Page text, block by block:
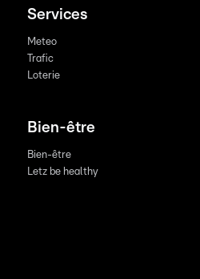
Services
Meteo
Trafic
Loterie
Bien-être
Bien-être
Letz be healthy